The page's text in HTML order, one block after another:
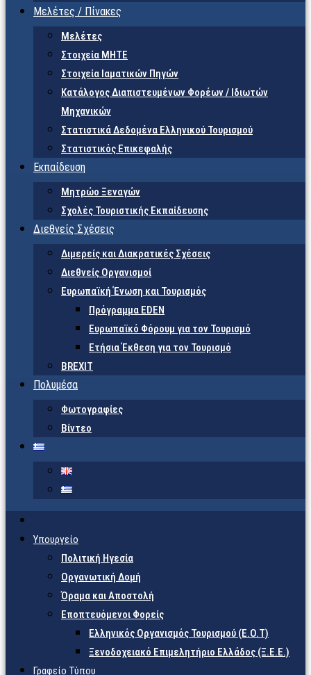
Μελέτες / Πίνακες
Μελέτες
Στοιχεία ΜΗΤΕ
Στοιχεία Ιαματικών Πηγών
Κατάλογος Διαπιστευμένων Φορέων / Ιδιωτών
Μηχανικών
Στατιστικά Δεδομένα Ελληνικού Τουρισμού
Στατιστικός Επικεφαλής
Εκπαίδευση
Μητρώο Ξεναγών
Σχολές Τουριστικής Εκπαίδευσης
Διεθνείς Σχέσεις
Διμερείς και Διακρατικές Σχέσεις
Διεθνείς Οργανισμοί
Ευρωπαϊκή Ένωση και Τουρισμός
Πρόγραμμα EDEN
Ευρωπαϊκό Φόρουμ για τον Τουρισμό
Ετήσια Έκθεση για τον Τουρισμό
BREXIT
Πολυμέσα
Φωτογραφίες
Βίντεο
Υπουργείο
Πολιτική Ηγεσία
Οργανωτική Δομή
Όραμα και Αποστολή
Εποπτευόμενοι Φορείς
Eλληνικός Οργανισμός Τουρισμού (Ε.Ο.Τ)
Ξενοδοχειακό Επιμελητήριο Ελλάδος (Ξ.Ε.Ε.)
Γραφείο Τύπου